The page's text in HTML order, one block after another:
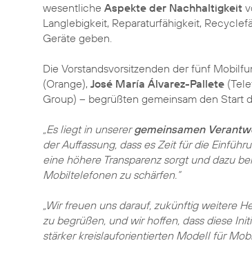
wesentliche Aspekte der Nachhaltigkeit
Langlebigkeit, Reparaturfähigkeit,
Geräte geben.
Die Vorstandsvorsitzenden der fünf
(Orange), José María Álvarez-Pallete
Group) – begrüßten gemeinsam den Start
„Es liegt in unserergemeinsamen
der Auffassung, dass es Zeit für die
eine höhere Transparenz sorgt und dazu
Mobiltelefonen zu schärfen.“
„Wir freuen uns darauf, zukünftig weitere
zu begrüßen, und wir hoffen, dass diese
stärker kreislauforientierten Modell für